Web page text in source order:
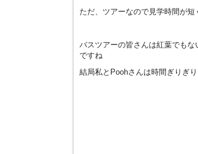
ただ、ツアーなので見学時間が
バスツアーの皆さんは紅葉でも
ですね
結局私とPoohさんは時間ぎりぎ